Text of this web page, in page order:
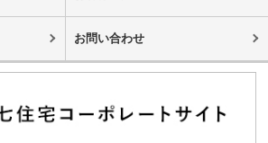
お問い合わせ